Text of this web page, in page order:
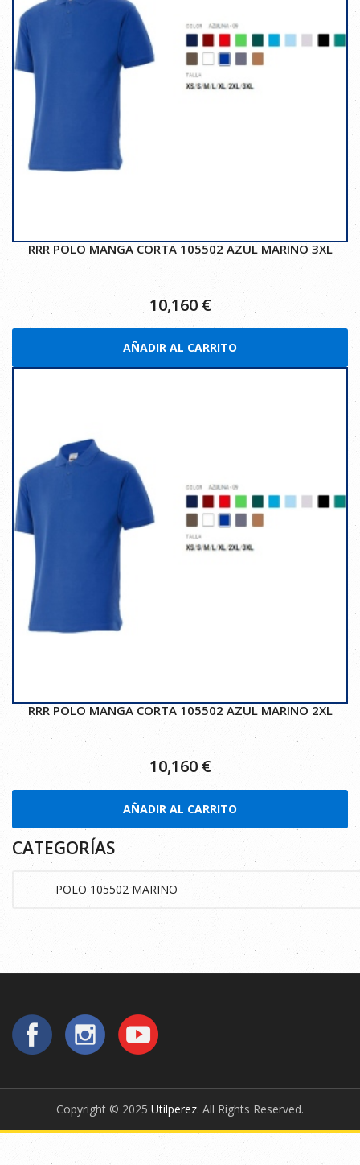
RRR POLO MANGA CORTA 105502 AZUL MARINO 3XL
10,160€
AÑADIR AL CARRITO
RRR POLO MANGA CORTA 105502 AZUL MARINO 2XL
10,160 €
AÑADIR AL CARRITO
CATEGORÍAS
Copyright © 2025 Utilperez. All Rights Reserved.